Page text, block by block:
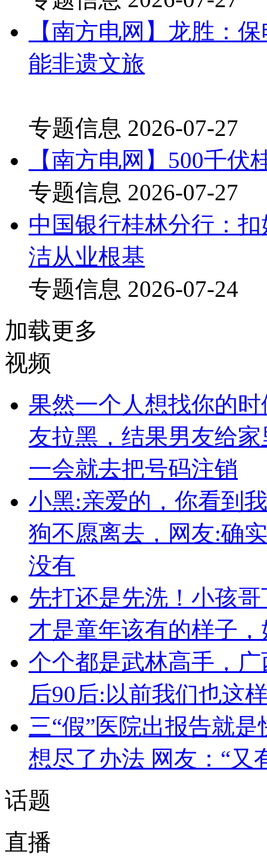
【南方电网】龙胜：
能非遗文旅
专题信息 2026-07-27
【南方电网】500千
专题信息 2026-07-27
中国银行桂林分行：
洁从业根基
专题信息 2026-07-24
加载更多
视频
果然一个人想找你的
友拉黑，结果男友给
一会就去把号码注销
小黑:亲爱的，你看到
狗不愿离去，网友:确
没有
先打还是先洗！小孩
才是童年该有的样子
个个都是武林高手，
后90后:以前我们也这
三“假”医院出报告就
想尽了办法 网友：“又
话题
直播